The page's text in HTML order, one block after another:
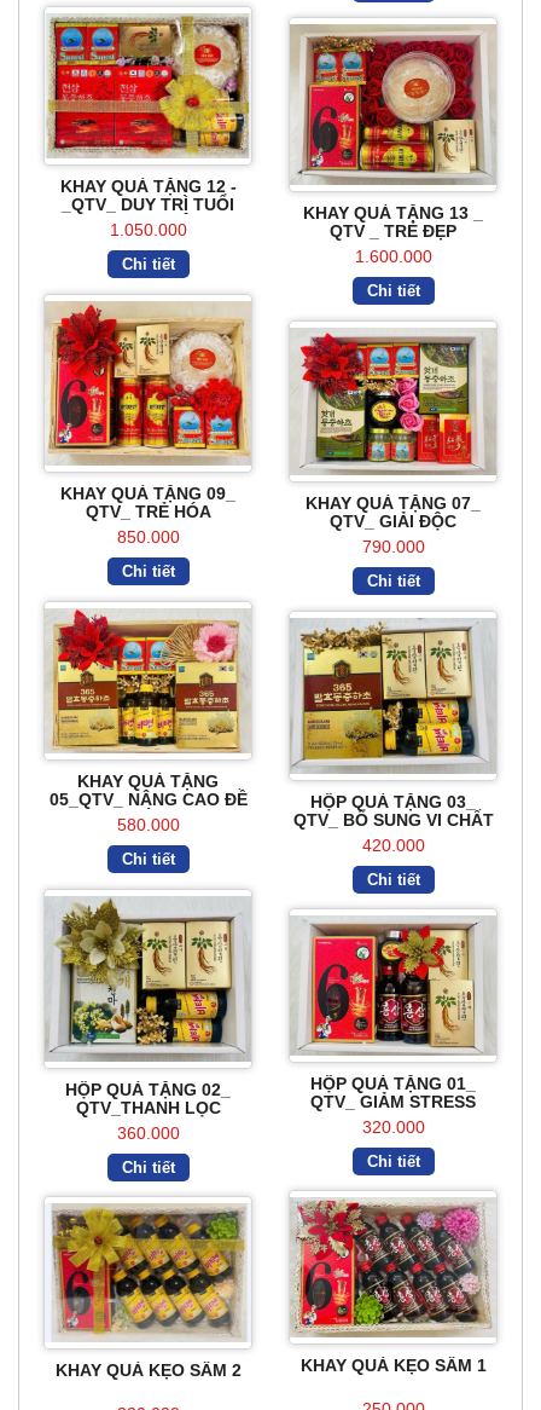
KHAY QUÀ TẶNG 12 -
_QTV_ DUY TRÌ TUỔI
THANH XUÂN
1.050.000
Chi tiết
KHAY QUÀ TẶNG 13 _
QTV _ TRẺ ĐẸP
1.600.000
Chi tiết
KHAY QUÀ TẶNG 09_
QTV_ TRẺ HÓA
850.000
Chi tiết
KHAY QUÀ TẶNG 07_
QTV_ GIẢI ĐỘC
790.000
Chi tiết
KHAY QUÀ TẶNG
05_QTV_ NÂNG CAO ĐỀ
KHÁNG
580.000
Chi tiết
HỘP QUÀ TẶNG 03_
QTV_ BỔ SUNG VI CHẤT
420.000
Chi tiết
HỘP QUÀ TẶNG 02_
QTV_THANH LỌC
360.000
Chi tiết
HỘP QUÀ TẶNG 01_
QTV_ GIẢM STRESS
320.000
Chi tiết
KHAY QUÀ KẸO SÂM 1
KHAY QUÀ KẸO SÂM 2